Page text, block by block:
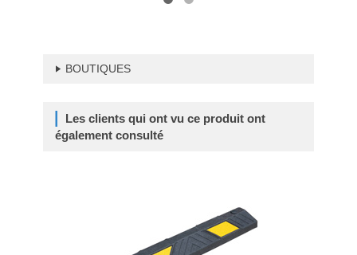
BOUTIQUES
Les clients qui ont vu ce produit ont
également consulté